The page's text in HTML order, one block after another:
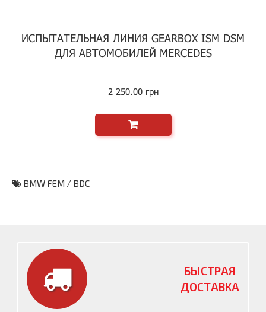
ИСПЫТАТЕЛЬНАЯ ЛИНИЯ GEARBOX ISM DSM
ДЛЯ АВТОМОБИЛЕЙ MERCEDES
2 250.00 грн
BMW FEM / BDC
БЫСТРАЯ
ДОСТАВКА